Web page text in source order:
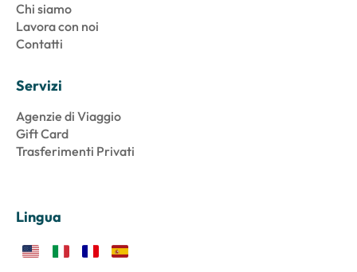
Chi siamo
Lavora con noi
Contatti
Servizi
Agenzie di Viaggio
Gift Card
Trasferimenti Privati
Lingua